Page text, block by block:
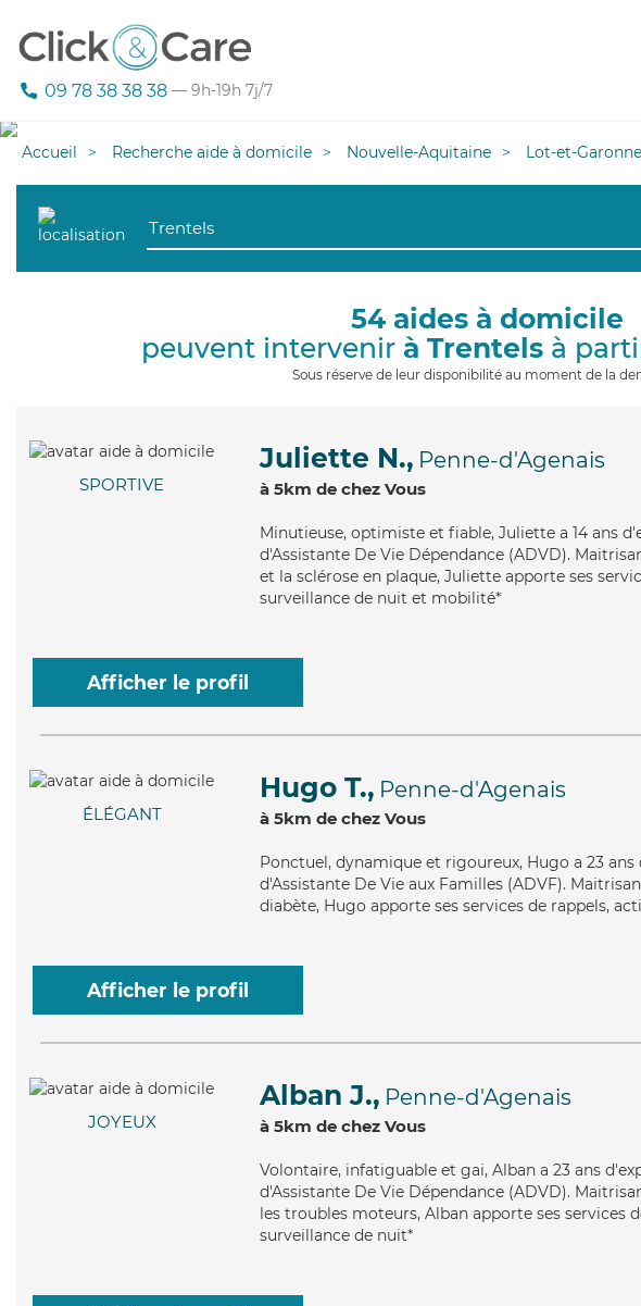
09 78 38 38 38 — 9h-19h 7j/7
Accueil Recherche aide à domicile Nouvelle-Aquitaine Lot-et-Garonne
54 aides à domicile
peuvent intervenir à Trentels à
Sous réserve de leur disponibilité au moment de la
SPORTIVE
Juliette N., Penne-d'Agenais
à 5km de chez Vous
Minutieuse, optimiste et fiable, Juliette a 14 ans
d'Assistante De Vie Dépendance (ADVD).
et la sclérose en plaque, Juliette apporte ses
surveillance de nuit et mobilité*
Afficher le profil
ÉLÉGANT
Hugo T., Penne-d'Agenais
à 5km de chez Vous
Ponctuel, dynamique et rigoureux, Hugo a 23
d'Assistante De Vie aux Familles (ADVF).
diabète, Hugo apporte ses services de rappels,
Afficher le profil
JOYEUX
Alban J., Penne-d'Agenais
à 5km de chez Vous
Volontaire, infatiguable et gai, Alban a 23 ans
d'Assistante De Vie Dépendance (ADVD).
les troubles moteurs, Alban apporte ses services
surveillance de nuit*